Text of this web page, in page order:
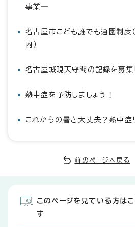
事業―
名古屋市こども誰でも通園制度
内）
名古屋城現天守閣の記録を募集
熱中症を予防しましょう！
これからの暑さ大丈夫？熱中症
前のページへ戻る
このページを見ている方は
す